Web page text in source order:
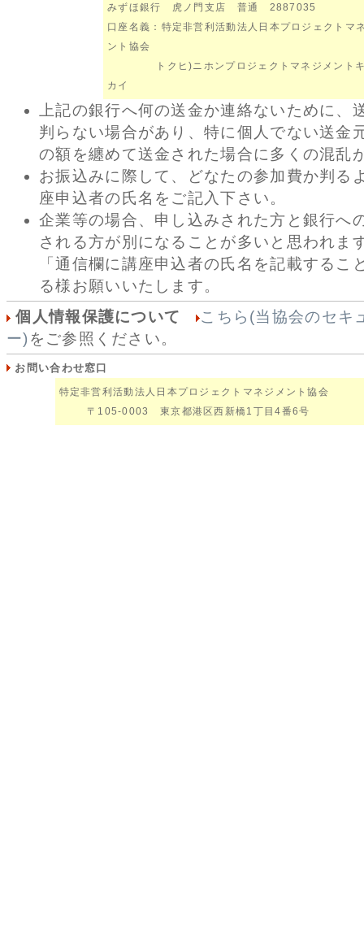
みずほ銀行 虎ノ門支店 普通 2887035
口座名義：特定非営利活動法人日本プロジェクトマ
ント協会
トクヒ)ニホンプロジェクトマネジメントキ
カイ
上記の銀行へ何の送金か連絡ないために、
判らない場合があり、特に個人でない送金
の額を纏めて送金された場合に多くの混乱
お振込みに際して、どなたの参加費か判る
座申込者の氏名をご記入下さい。
企業等の場合、申し込みされた方と銀行へ
される方が別になることが多いと思われま
「通信欄に講座申込者の氏名を記載するこ
る様お願いいたします。
個人情報保護について
こちら(当協会のセキ
ー) をご参照ください。
お問い合わせ窓口
特定非営利活動法人日本プロジェクトマネジメント協会
〒105-0003 東京都港区西新橋1丁目4番6号